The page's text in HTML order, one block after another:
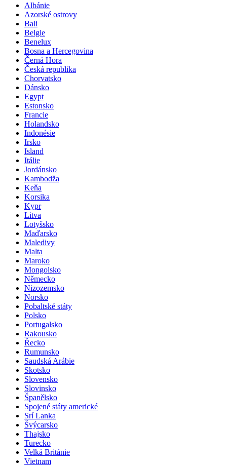
Albánie
Azorské ostrovy
Bali
Belgie
Benelux
Bosna a Hercegovina
Černá Hora
Česká republika
Chorvatsko
Dánsko
Egypt
Estonsko
Francie
Holandsko
Indonésie
Irsko
Island
Itálie
Jordánsko
Kambodža
Keňa
Korsika
Kypr
Litva
Lotyšsko
Maďarsko
Maledivy
Malta
Maroko
Mongolsko
Německo
Nizozemsko
Norsko
Pobaltské státy
Polsko
Portugalsko
Rakousko
Řecko
Rumunsko
Saudská Arábie
Skotsko
Slovensko
Slovinsko
Španělsko
Spojené státy americké
Srí Lanka
Švýcarsko
Thajsko
Turecko
Velká Británie
Vietnam